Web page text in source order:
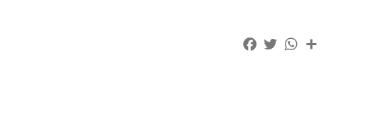
FacebookTwitterWhatsApp